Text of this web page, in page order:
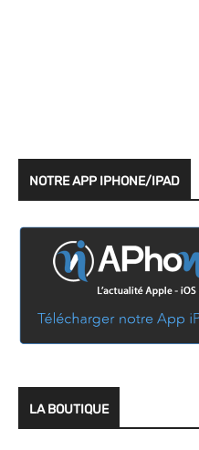
NOTRE APP IPHONE/IPAD
LA BOUTIQUE